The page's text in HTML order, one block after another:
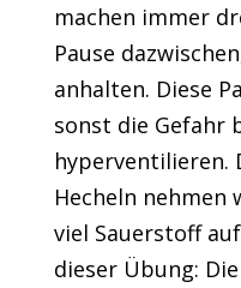
machen immer
Pause
anhalten. Diese
sonst die Gefahr
hyperventilieren.
Hecheln nehmen
viel Sauerstoff
dieser Übung: